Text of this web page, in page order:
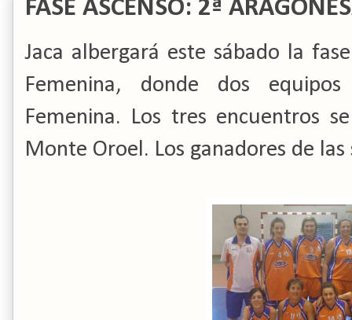
FASE ASCENSO: 2ª
Jaca albergará este sábado la
Femenina, donde dos
Femenina. Los tres encuentros
Monte Oroel. Los ganadores de